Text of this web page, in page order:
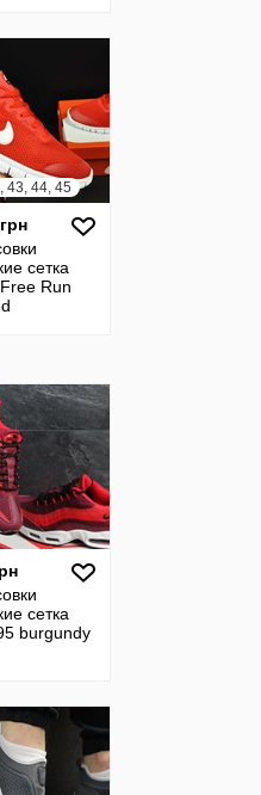
43, 44, 45
сетка
Run
сетка
burgundy